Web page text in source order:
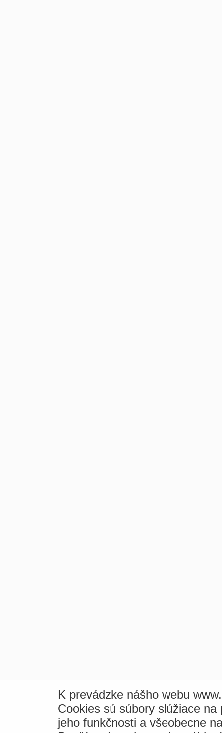
K prevádzke nášho webu
Cookies sú súbory slúžiace
jeho funkčnosti a všeobecne